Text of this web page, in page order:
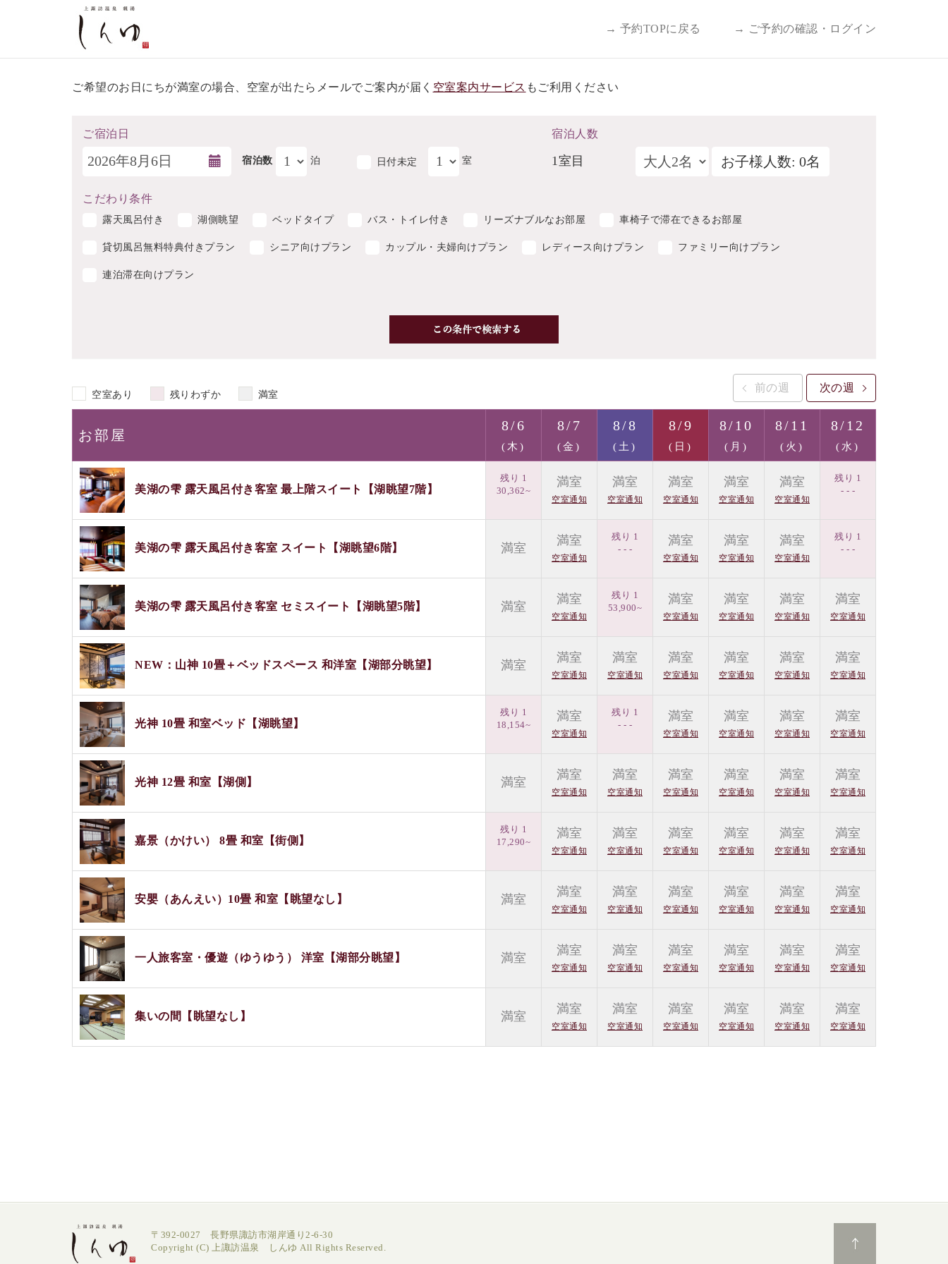
→ 予約TOPに戻る → ご予約の確認・ログイン
ご希望のお日にちが満室の場合、空室が出たらメールでご案内が届く 空室案内サービス もご利用ください
ご宿泊日
宿泊数 泊 日付未定 室
宿泊人数
1室目 お子様人数: 0名
こだわり条件
露天風呂付き 湖側眺望 ベッドタイプ バス・トイレ付き リーズナブルなお部屋 車椅子で滞在できるお部屋
貸切風呂無料特典付きプラン シニア向けプラン カップル・夫婦向けプラン レディース向けプラン ファミリー向けプラン
連泊滞在向けプラン
空室あり 残りわずか 満室
前の週 次の週
お部屋
8/6
(木)
8/7
(金)
8/8
(土)
8/9
(日)
8/10
(月)
8/11
(火)
8/12
(水)
美湖の雫 露天風呂付き客室 最上階スイート【湖眺望7階】
残り 1
30,362~
満室
空室通知
満室
空室通知
満室
空室通知
満室
空室通知
満室
空室通知
残り 1
- - -
美湖の雫 露天風呂付き客室 スイート【湖眺望6階】 満室
満室
空室通知
残り 1
- - -
満室
空室通知
満室
空室通知
満室
空室通知
残り 1
- - -
美湖の雫 露天風呂付き客室 セミスイート【湖眺望5階】 満室
満室
空室通知
残り 1
53,900~
満室
空室通知
満室
空室通知
満室
空室通知
満室
空室通知
NEW：山神 10畳＋ベッドスペース 和洋室【湖部分眺望】 満室
満室
空室通知
満室
空室通知
満室
空室通知
満室
空室通知
満室
空室通知
満室
空室通知
光神 10畳 和室ベッド【湖眺望】
残り 1
18,154~
満室
空室通知
残り 1
- - -
満室
空室通知
満室
空室通知
満室
空室通知
満室
空室通知
光神 12畳 和室【湖側】 満室
満室
空室通知
満室
空室通知
満室
空室通知
満室
空室通知
満室
空室通知
満室
空室通知
嘉景（かけい） 8畳 和室【街側】
残り 1
17,290~
満室
空室通知
満室
空室通知
満室
空室通知
満室
空室通知
満室
空室通知
満室
空室通知
安嬰（あんえい）10畳 和室【眺望なし】 満室
満室
空室通知
満室
空室通知
満室
空室通知
満室
空室通知
満室
空室通知
満室
空室通知
一人旅客室・優遊（ゆうゆう） 洋室【湖部分眺望】 満室
満室
空室通知
満室
空室通知
満室
空室通知
満室
空室通知
満室
空室通知
満室
空室通知
集いの間【眺望なし】 満室
満室
空室通知
満室
空室通知
満室
空室通知
満室
空室通知
満室
空室通知
満室
空室通知
〒392-0027 長野県諏訪市湖岸通り2-6-30
Copyright (C) 上諏訪温泉 しんゆ All Rights Reserved.